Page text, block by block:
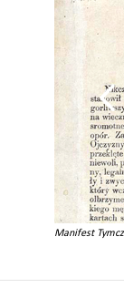
Manifest